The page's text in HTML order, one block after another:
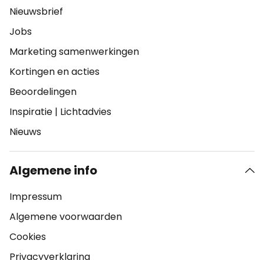
Nieuwsbrief
Jobs
Marketing samenwerkingen
Kortingen en acties
Beoordelingen
Inspiratie | Lichtadvies
Nieuws
Algemene info
Impressum
Algemene voorwaarden
Cookies
Privacyverklaring